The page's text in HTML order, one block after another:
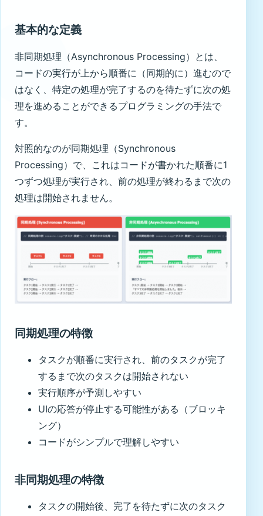
基本的な定義
非同期処理（Asynchronous Processing）とは、
コードの実行が上から順番に（同期的に）進むので
はなく、特定の処理が完了するのを待たずに次の処
理を進めることができるプログラミングの手法で
す。
対照的なのが同期処理（Synchronous
Processing）で、これはコードが書かれた順番に1
つずつ処理が実行され、前の処理が終わるまで次の
処理は開始されません。
同期処理の特徴
タスクが順番に実行され、前のタスクが完了
するまで次のタスクは開始されない
実行順序が予測しやすい
UIの応答が停止する可能性がある（ブロッキ
ング）
コードがシンプルで理解しやすい
非同期処理の特徴
タスクの開始後、完了を待たずに次のタスク